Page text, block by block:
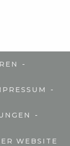
-
-
-
WEBSITE